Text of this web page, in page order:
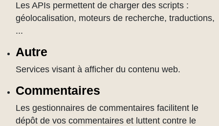
Les APIs permettent de charger des scripts :
géolocalisation, moteurs de recherche, traductions,
...
Autre
Services visant à afficher du contenu web.
Commentaires
Les gestionnaires de commentaires facilitent le
dépôt de vos commentaires et luttent contre le